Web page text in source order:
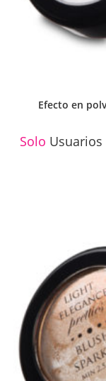
Efecto en
Solo Usuarios